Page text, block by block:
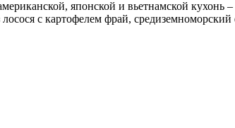
японской и вьетнамской кухонь –
с картофелем фрай, средиземноморский